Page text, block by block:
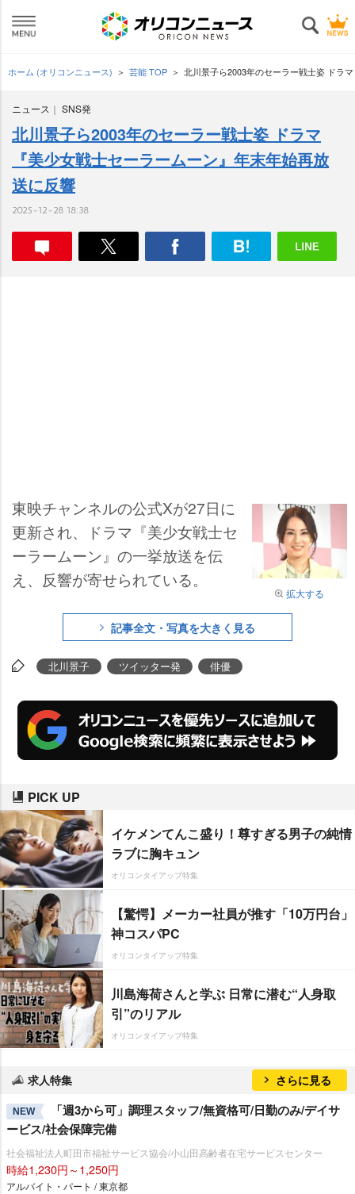
ホーム (オリコンニュース) 芸能 TOP 北川景子ら2003年のセーラー戦士姿 ドラ
ニュース SNS発
北川景子ら2003年のセーラー戦士姿 ドラマ
『美少女戦士セーラームーン』年末年始再放
送に反響
2025-12-28 18:38
拡大する
東映チャンネルの公式Xが27日に
更新され、ドラマ『美少女戦士セ
ーラームーン』の一挙放送を伝
え、反響が寄せられている。
記事全文・写真を大きく見る
北川景子 ツイッター発 俳優
PICK UP
イケメンてんこ盛り！尊すぎる男子の純情
ラブに胸キュン
オリコンタイアップ特集
【驚愕】メーカー社員が推す「10万円台」
神コスパPC
オリコンタイアップ特集
川島海荷さんと学ぶ 日常に潜む“人身取
引”のリアル
オリコンタイアップ特集
求人特集 さらに見る
NEW
「週3から可」調理スタッフ/無資格可/日勤のみ/デイサ
ービス/社会保障完備
社会福祉法人町田市福祉サービス協会/小山田高齢者在宅サービスセンター
時給1,230円～1,250円
アルバイト・パート / 東京都